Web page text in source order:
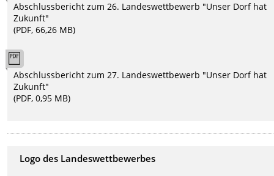
Abschlussbericht zum 26. Landeswettbewerb "Unser Dorf hat
Zukunft"
(PDF, 66,26 MB)
Abschlussbericht zum 27. Landeswettbewerb "Unser Dorf hat
Zukunft"
(PDF, 0,95 MB)
Logo des Landeswettbewerbes